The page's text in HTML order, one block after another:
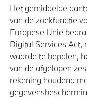
Het gemiddelde
van de zoekfunctie
Europese Unie
Digital Services Act,
waarde te bepalen,
van de afgelopen
rekening houdend